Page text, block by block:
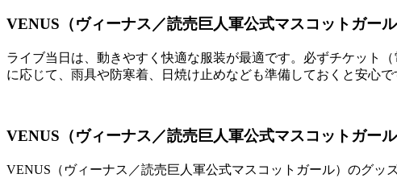
VENUS（ヴィーナス／読売巨人軍公式マスコットガー
ライブ当日は、動きやすく快適な服装が最適です。必ずチケット
に応じて、雨具や防寒着、日焼け止めなども準備しておくと安心で
VENUS（ヴィーナス／読売巨人軍公式マスコットガー
VENUS（ヴィーナス／読売巨人軍公式マスコットガール）のグッ